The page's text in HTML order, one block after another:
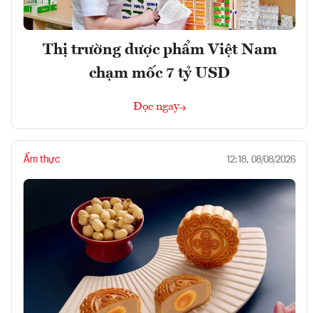
Thị trường dược phẩm Việt Nam
chạm mốc 7 tỷ USD
Đọc ngay
Ẩm thực 12:18, 08/08/2026